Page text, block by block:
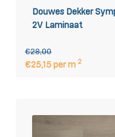
Douwes Dekker
2V Laminaat
€28,00
€25,15 per m 2